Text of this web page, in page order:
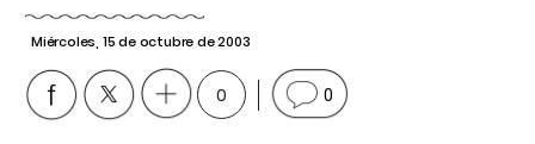
Miércoles, 15 de octubre de 2003
0 0